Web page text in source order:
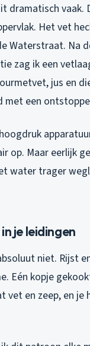
dramatisch vaak.
Het vet
Waterstraat. Na
zag ik een
jus en
met een
op. Maar eerlijk
water trager
je leidingen
niet. Rijst
Eén kopje
en zeep, en je